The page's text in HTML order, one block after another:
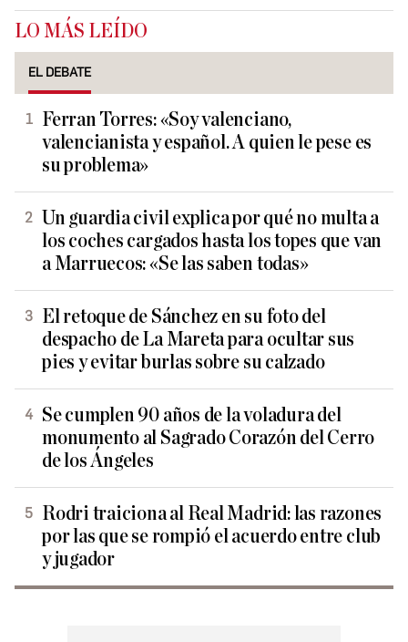
LO MÁS LEÍDO
EL DEBATE
Ferran Torres: «Soy valenciano,
valencianista y español. A quien le pese es
su problema»
Un guardia civil explica por qué no multa a
los coches cargados hasta los topes que van
a Marruecos: «Se las saben todas»
El retoque de Sánchez en su foto del
despacho de La Mareta para ocultar sus
pies y evitar burlas sobre su calzado
Se cumplen 90 años de la voladura del
monumento al Sagrado Corazón del Cerro
de los Ángeles
Rodri traiciona al Real Madrid: las razones
por las que se rompió el acuerdo entre club
y jugador